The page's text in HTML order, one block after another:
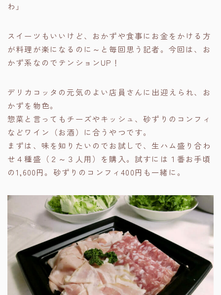
わ」
スイーツもいいけど、おかずや食事にお金をかける方
が料理が楽になるのに～と毎回思う記者。今回は、お
かず系なのでテンションUP！
デリカコッタの元気のよい店員さんに出迎えられ、お
かずを物色。
惣菜と言ってもチーズやキッシュ、砂ずりのコンフィ
などワイン（お酒）に合うやつです。
まずは、味を知りたいのでお試しで、生ハム盛り合わ
せ４種盛（２～３人用）を購入。試すには１番お手頃
の1,600円。砂ずりのコンフィ400円も一緒に。